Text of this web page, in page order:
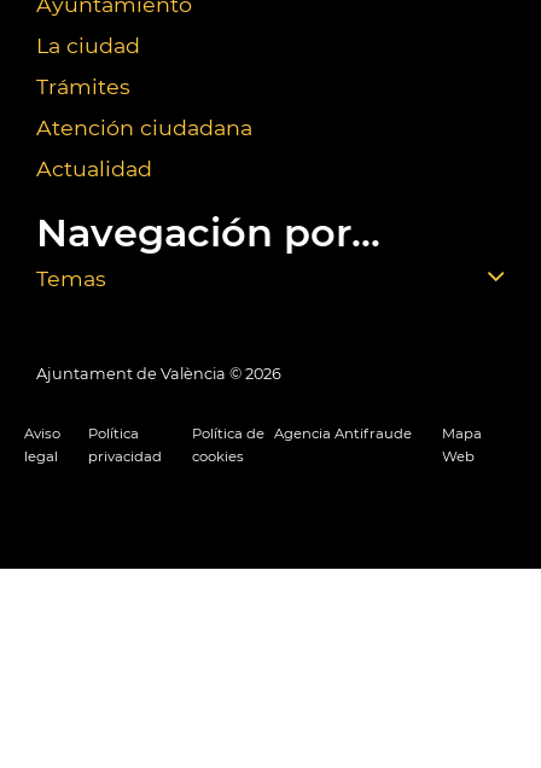
La ciudad
Trámites
Atención ciudadana
Actualidad
Navegación por...
Temas
Ajuntament de València © 2026
Aviso
legal
Política
privacidad
Política de
cookies
Agencia Antifraude
Mapa
Web